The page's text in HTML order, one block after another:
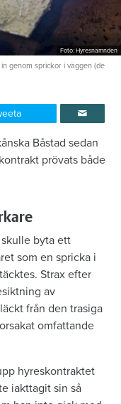
Foto: Hyresnämnden
genom sprickor i väggen (de
Båstad sedan
prövats både
byta ett
som en spricka i
Strax efter
av
från den trasiga
omfattande
hyreskontraktet
iakttagit sin så